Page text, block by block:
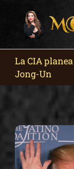
La CIA
Jong-Un